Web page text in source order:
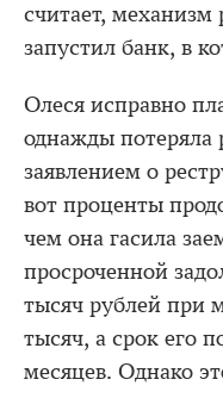
считает, механизм
запустил банк, в
Олеся исправно
однажды потеряла
заявлением о
вот проценты
чем она гасила
просроченной
тысяч рублей при
тысяч, а срок его
месяцев. Однако